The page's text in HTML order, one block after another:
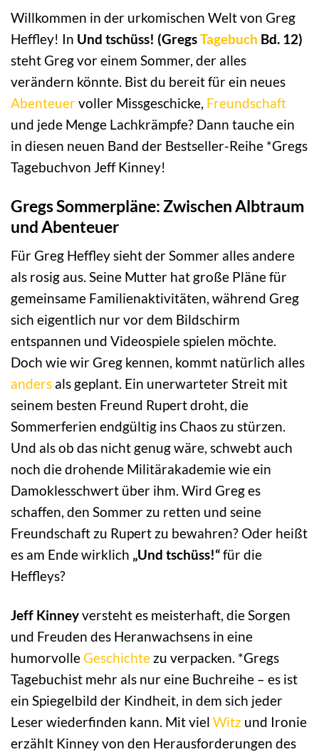
Willkommen in der urkomischen Welt von Greg
Heffley! In Und tschüss! (GregsTagebuch Bd. 12)
steht Greg vor einem Sommer, der alles
verändern könnte. Bist du bereit für ein neues
Abenteuervoller Missgeschicke, Freundschaft
und jede Menge Lachkrämpfe? Dann tauche ein
in diesen neuen Band der Bestseller-Reihe *Gregs
Tagebuchvon Jeff Kinney!
Gregs Sommerpläne: Zwischen Albtraum
und Abenteuer
Für Greg Heffley sieht der Sommer alles andere
als rosig aus. Seine Mutter hat große Pläne für
gemeinsame Familienaktivitäten, während Greg
sich eigentlich nur vor dem Bildschirm
entspannen und Videospiele spielen möchte.
Doch wie wir Greg kennen, kommt natürlich alles
anders als geplant. Ein unerwarteter Streit mit
seinem besten Freund Rupert droht, die
Sommerferien endgültig ins Chaos zu stürzen.
Und als ob das nicht genug wäre, schwebt auch
noch die drohende Militärakademie wie ein
Damoklesschwert über ihm. Wird Greg es
schaffen, den Sommer zu retten und seine
Freundschaft zu Rupert zu bewahren? Oder heißt
es am Ende wirklich „Und tschüss!“für die
Heffleys?
Jeff Kinneyversteht es meisterhaft, die Sorgen
und Freuden des Heranwachsens in eine
humorvolleGeschichte zu verpacken. *Gregs
Tagebuchist mehr als nur eine Buchreihe – es ist
ein Spiegelbild der Kindheit, in dem sich jeder
Leser wiederfinden kann. Mit viel Witz und Ironie
erzählt Kinney von den Herausforderungen des